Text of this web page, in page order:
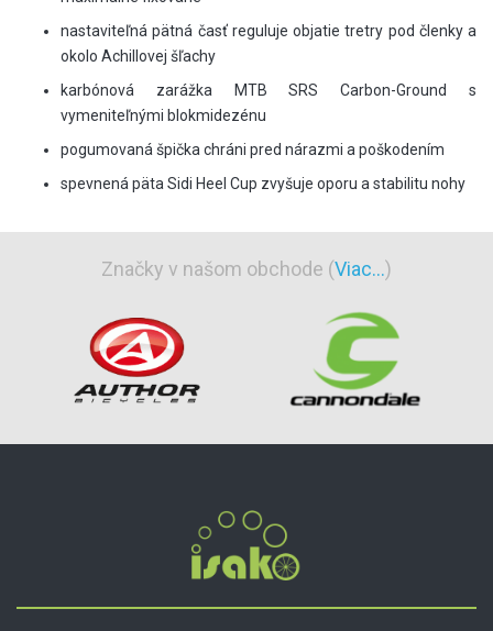
nastaviteľná pätná časť reguluje objatie tretry pod členky a
okolo Achillovej šľachy
karbónová zarážka MTB SRS Carbon-Ground s
vymeniteľnými blokmidezénu
pogumovaná špička chráni pred nárazmi a poškodením
spevnená päta Sidi Heel Cup zvyšuje oporu a stabilitu nohy
Značky v našom obchode (Viac...)